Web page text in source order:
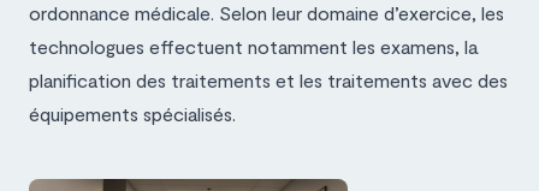
ordonnance médicale. Selon leur domaine d’exercice, les
technologues effectuent notamment les examens, la
planification des traitements et les traitements avec des
équipements spécialisés.